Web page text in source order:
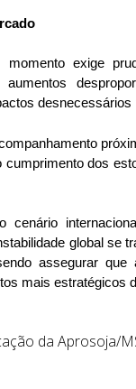
exige
aumentos
desnecessários
dos
cenário
global se
assegurar
mais estratégicos
da Aprosoja/